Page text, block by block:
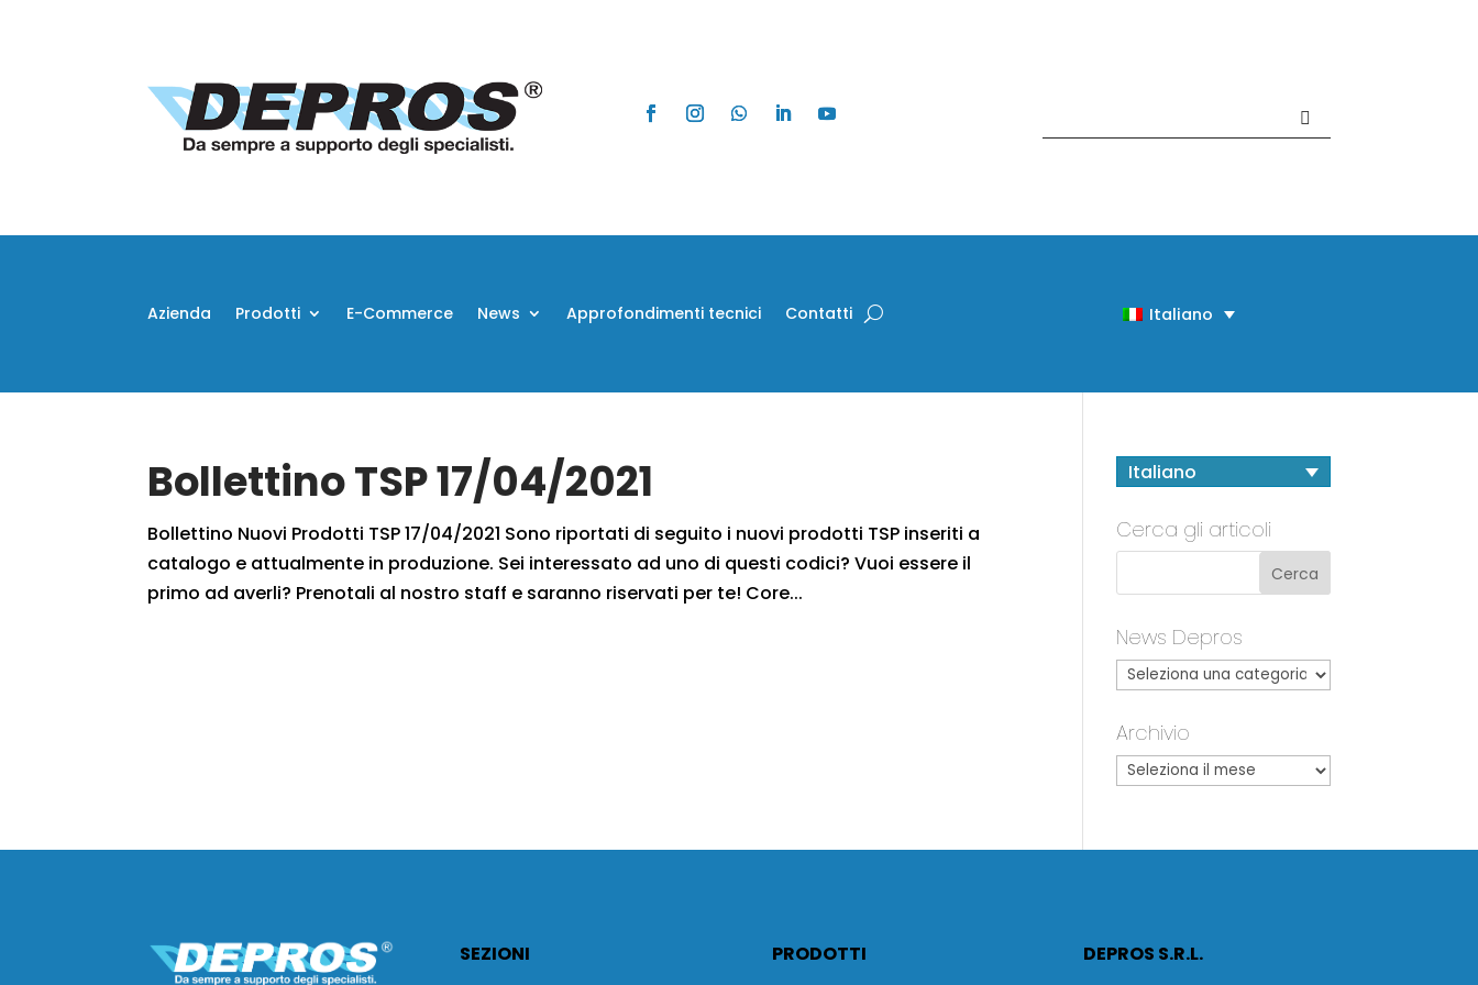
Azienda Prodotti E-Commerce News Approfondimenti tecnici Contatti Italiano
Bollettino TSP 17/04/2021
Bollettino Nuovi Prodotti TSP 17/04/2021 Sono riportati di seguito i nuovi prodotti TSP inseriti a
catalogo e attualmente in produzione. Sei interessato ad uno di questi codici? Vuoi essere il
primo ad averli? Prenotali al nostro staff e saranno riservati per te! Core...
Italiano
Cerca gli articoli
News Depros
Archivio
SEZIONI
PRODOTTI
DEPROS S.R.L.